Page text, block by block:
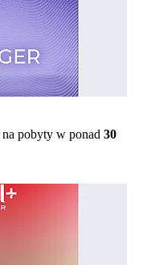
na pobyty w ponad 30